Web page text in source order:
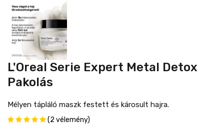
L'Oreal Serie Expert Metal Detox
Pakolás
Mélyen tápláló maszk festett és károsult hajra.
(2 vélemény)